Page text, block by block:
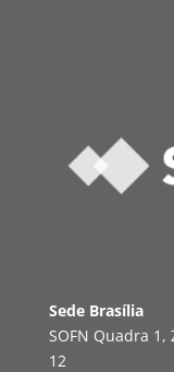
Sede Brasília
SOFN Quadra
12